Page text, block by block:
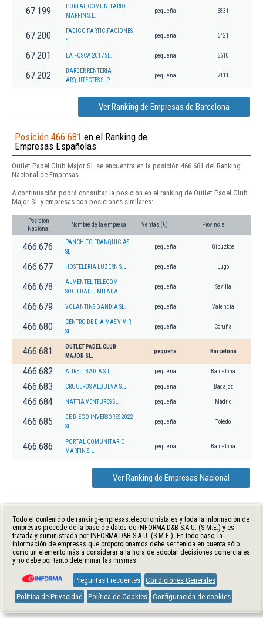
67.199
PORTAL COMUNITARIO
MARFIN S.L.
pequeña 6831
67.200
FADIGO PARTICIPACIONES
SL
pequeña 6421
67.201 LA FOSCA 2017 SL. pequeña 5510
67.202
BARBER RENTERIA
ARQUITECTES SLP
pequeña 7111
Ver Ranking de Empresas de Barcelona
Posición 466.681 en el Ranking de
Empresas Españolas
Outlet Padel Club Major Sl. se encuentra en la posición 466.681 del Ranking
Nacional de Empresas.
A continuación podrá consultar la posición en el ranking de Outlet Padel Club
Major Sl. y empresas con posiciones similares:
Posición
Nacional
Nombre de la empresa Ventas (€) Provincia
466.676
PANCHITO FRANQUICIAS
SL
pequeña Gipuzkoa
466.677 HOSTELERIA LUZERN S.L. pequeña Lugo
466.678
ALMENTEL TELECOM
SOCIEDAD LIMITADA.
pequeña Sevilla
466.679 VOLANTINS GANDIA SL. pequeña Valencia
466.680
CENTRO DE DIA MAS VIVIR
SL
pequeña Coruña
466.681
OUTLET PADEL CLUB
MAJOR SL.
pequeña Barcelona
466.682 AURELI BADIA S.L. pequeña Barcelona
466.683 CRUCEROS ALQUEVA S.L. pequeña Badajoz
466.684 NATTIA VENTURES SL pequeña Madrid
466.685
DE DIEGO INVERSORES 2022
SL.
pequeña Toledo
466.686
PORTAL COMUNITARIO
MARFIN S.L.
pequeña Barcelona
Ver Ranking de Empresas Nacional
Todo el contenido de ranking-empresas.eleconomista.es y toda la información de
empresas procede de la base de datos de INFORMA D&B S.A.U. (S.M.E.) y es
tratada y suministrada por INFORMA D&B S.A.U. (S.M.E.). En todo caso, la
información de empresas que proporcionamos debe ser tenida en cuenta sólo
como un elemento más a considerar a la hora de adoptar decisiones comerciales
y no debe por tanto determinar las mismas.
Preguntas Frecuentes Condiciones Generales
Política de Privacidad
Política de Cookies Configuración de cookies